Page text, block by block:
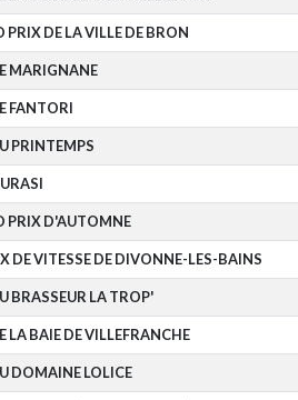
PRIX DE LA VILLE DE BRON
MARIGNANE
FANTORI
PRINTEMPS
PRIX D'AUTOMNE
DE VITESSE DE DIVONNE-LES-BAINS
BRASSEUR LA TROP'
LA BAIE DE VILLEFRANCHE
DOMAINE LOLICE